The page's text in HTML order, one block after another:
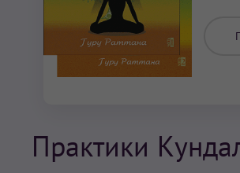
Практики